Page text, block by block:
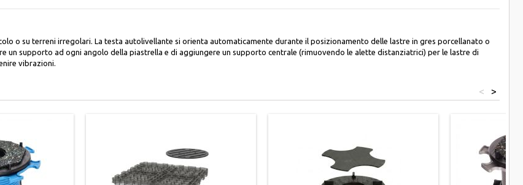
o su terreni irregolari. La testa autolivellante si orienta automaticamente durante il posizionamento delle lastre in gres porcellanato o
un supporto ad ogni angolo della piastrella e di aggiungere un supporto centrale (rimuovendo le alette distanziatrici) per le lastre di
vibrazioni.
>
<